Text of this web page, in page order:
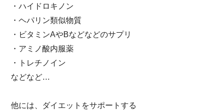
・ハイドロキノン
・ヘパリン類似物質
・ビタミンAやBなどなどのサプリ
・アミノ酸内服薬
・トレチノイン
などなど…
他には、ダイエットをサポートする